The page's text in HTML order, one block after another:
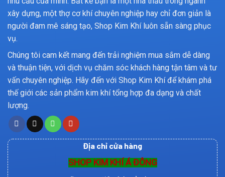
xây dựng, một thợ cơ khí chuyên nghiệp hay chỉ đơn giản là
người đam mê sáng tạo, Shop Kim Khí luôn sẵn sàng phục
vụ.
Chúng tôi cam kết mang đến trải nghiệm mua sắm dễ dàng
và thuận tiện, với dịch vụ chăm sóc khách hàng tận tâm và tư
vấn chuyên nghiệp. Hãy đến với Shop Kim Khí để khám phá
thế giới các sản phẩm kim khí tổng hợp đa dạng và chất
lượng.
Địa chỉ cửa hàng
SHOP KIM KHÍ Á ĐÔNG